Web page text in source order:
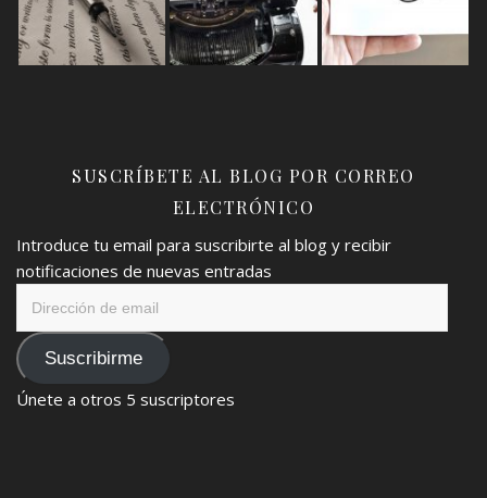
SUSCRÍBETE AL BLOG POR CORREO
ELECTRÓNICO
Introduce tu email para suscribirte al blog y recibir
notificaciones de nuevas entradas
emailSuscribirme
Únete a otros 5 suscriptores